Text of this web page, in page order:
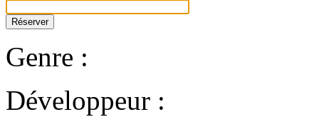
Genre :
Développeur :